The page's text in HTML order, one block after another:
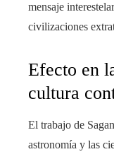
mensaje
civilizaciones
Efecto en
cultura
El trabajo de
astronomía y las